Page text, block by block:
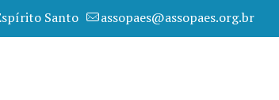
Santo assopaes@assopaes.org.br